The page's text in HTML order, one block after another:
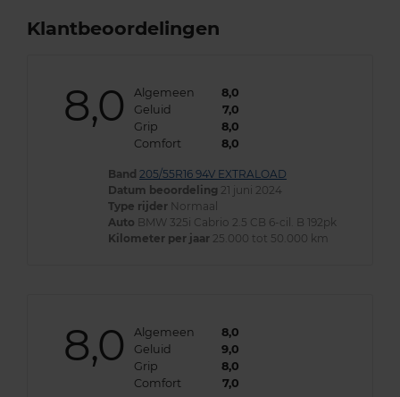
Klantbeoordelingen
8,0 Algemeen
8,0
Geluid
7,0
Grip
8,0
Comfort
8,0
Band 205/55R16 94V EXTRALOAD
Datum beoordeling 21 juni 2024
Type rijder Normaal
Auto BMW 325i Cabrio 2.5 CB 6-cil. B 192pk
Kilometer per jaar 25.000 tot 50.000 km
8,0 Algemeen
8,0
Geluid
9,0
Grip
8,0
Comfort
7,0